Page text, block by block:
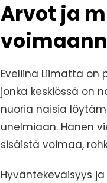
Arvot ja
Eveliina Liimatta on
jonka keskiössä on
nuoria naisia
unelmiaan. Hänen
sisäistä voimaa,
Hyväntekeväisyys